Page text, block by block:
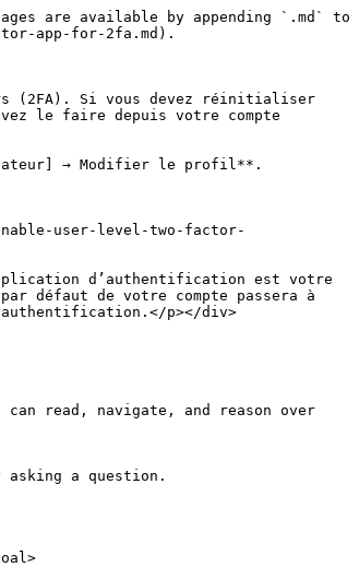
are available by appending `.md` to
app-for-2fa.md).
(2FA). Si vous devez réinitialiser
le faire depuis votre compte
→ Modifier le profil**.
user-level-two-factor-
défaut de votre compte passera à
p></div>
read, navigate, and reason over
a question.